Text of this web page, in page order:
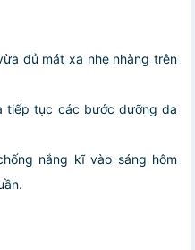
đủ mát xa nhẹ nhàng trên
tiếp tục các bước dưỡng da
nắng kĩ vào sáng hôm